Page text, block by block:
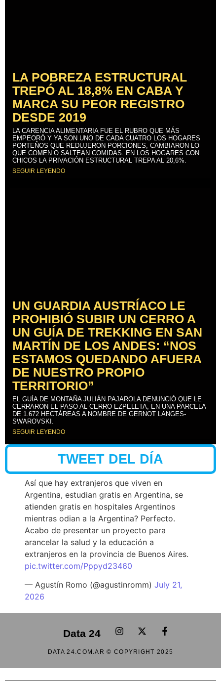
LA POBREZA ESTRUCTURAL
TREPÓ AL 18,8% EN CABA Y
MARCA SU PEOR REGISTRO
DESDE 2019
LA CARENCIA ALIMENTARIA FUE EL RUBRO QUE MÁS
EMPEORÓ Y YA SON UNO DE CADA CUATRO LOS HOGARES
PORTEÑOS QUE REDUJERON PORCIONES, CAMBIARON LO
QUE COMEN O SALTEAN COMIDAS. EN LOS HOGARES CON
CHICOS LA PRIVACIÓN ESTRUCTURAL TREPA AL 20,6%.
SEGUIR LEYENDO
UN GUARDIA AUSTRÍACO LE
PROHIBIÓ SUBIR UN CERRO A
UN GUÍA DE TREKKING EN SAN
MARTÍN DE LOS ANDES: “NOS
ESTAMOS QUEDANDO AFUERA
DE NUESTRO PROPIO
TERRITORIO”
EL GUÍA DE MONTAÑA JULIÁN PAJAROLA DENUNCIÓ QUE LE
CERRARON EL PASO AL CERRO EZPELETA, EN UNA PARCELA
DE 1.672 HECTÁREAS A NOMBRE DE GERNOT LANGES-
SWAROVSKI.
SEGUIR LEYENDO
TWEET DEL DÍA
Así que hay extranjeros que viven en
Argentina, estudian gratis en Argentina, se
atienden gratis en hospitales Argentinos
mientras odian a la Argentina? Perfecto.
Acabo de presentar un proyecto para
arancelar la salud y la educación a
extranjeros en la provincia de Buenos Aires.
pic.twitter.com/Pppyd23460
— Agustín Romo (@agustinromm) July 21,
2026
Data 24
DATA 24.COM.AR © COPYRIGHT 2025